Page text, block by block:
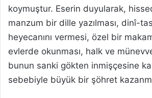
koymuştur. Eserin duyularak,
manzum bir dille yazılması, dinî-
heyecanını vermesi, özel bir
evlerde okunması, halk ve
bunun sanki gökten inmişçesine
sebebiyle büyük bir şöhret